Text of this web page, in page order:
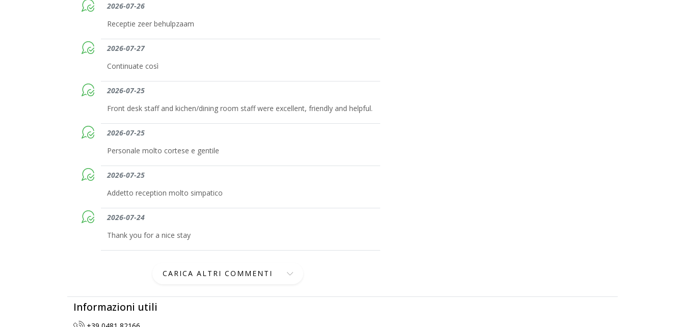
2026-07-26
Receptie zeer behulpzaam
2026-07-27
Continuate così
2026-07-25
Front desk staff and kichen/dining room staff were excellent, friendly and helpful.
2026-07-25
Personale molto cortese e gentile
2026-07-25
Addetto reception molto simpatico
2026-07-24
Thank you for a nice stay
CARICA ALTRI COMMENTI
Informazioni utili